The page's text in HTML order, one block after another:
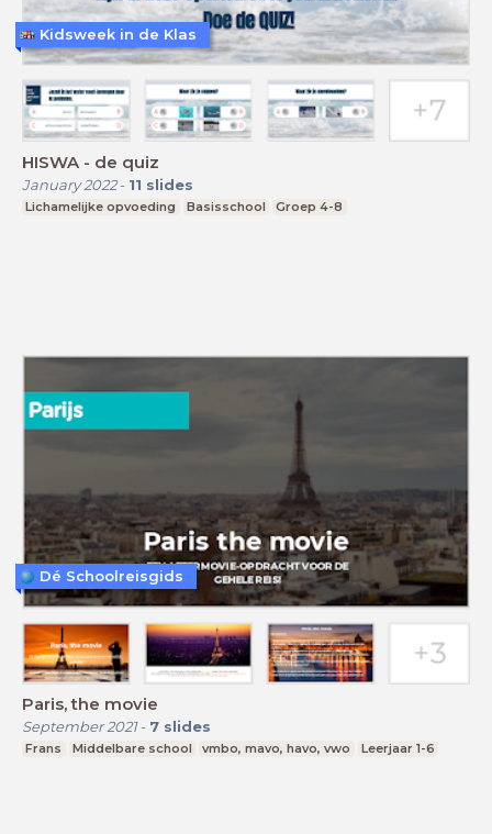
HISWA - de quiz
January 2022- 11 slides
Lichamelijke opvoeding Basisschool Groep 4-8
Kidsweek in de Klas
Paris, the movie
September 2021- 7 slides
Frans Middelbare school vmbo, mavo, havo, vwo Leerjaar 1-6
Dé Schoolreisgids